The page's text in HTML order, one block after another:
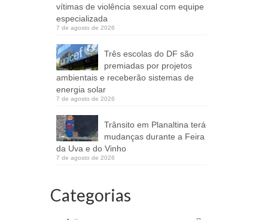
vítimas de violência sexual com equipe
especializada
7 de agosto de 2026
Três escolas do DF são
premiadas por projetos
ambientais e receberão sistemas de
energia solar
7 de agosto de 2026
Trânsito em Planaltina terá
mudanças durante a Feira
da Uva e do Vinho
7 de agosto de 2026
Categorias